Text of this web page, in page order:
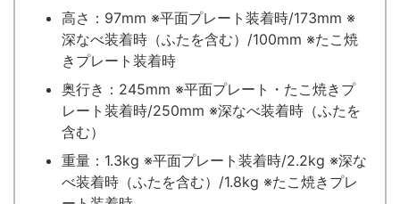
高さ：97mm ※平面プレート装着時/173mm ※
深なべ装着時（ふたを含む）/100mm ※たこ焼
きプレート装着時
奥行き：245mm ※平面プレート・たこ焼きプ
レート装着時/250mm ※深なべ装着時（ふたを
含む）
重量：1.3kg ※平面プレート装着時/2.2kg ※深な
べ装着時（ふたを含む）/1.8kg ※たこ焼きプレ